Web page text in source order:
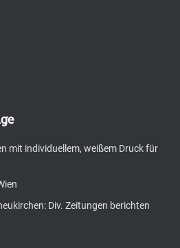
mit individuellem, weißem Druck für
Div. Zeitungen berichten